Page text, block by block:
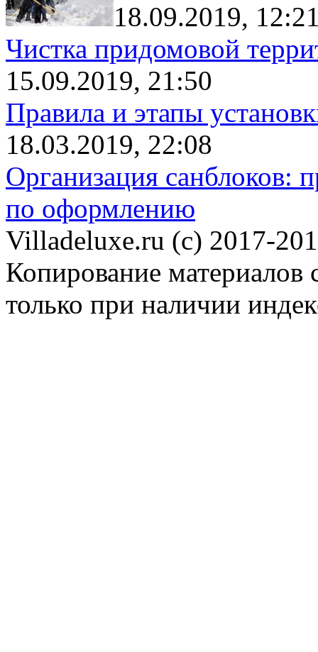
18.09.2019,
Чистка придомовой
15.09.2019, 21:50
Правила и этапы
18.03.2019, 22:08
Организация санблоков:
по оформлению
Villadeluxe.ru (c) 2017-
Копирование материалов
только при наличии